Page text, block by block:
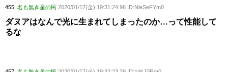
455: 名も無き星の民 2020/01/17(金) 19:31:24.96 ID:NleSeFYm0
ダヌアはなんで光に生まれてしまったのか…って性能して
るな